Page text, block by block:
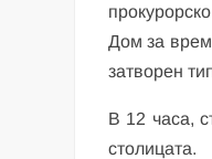
Дом за
затворен
В 12 часа,
столицата.